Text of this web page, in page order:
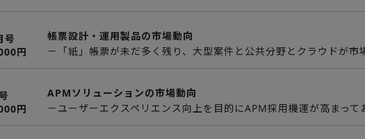
号
円
帳票設計・運用製品の市場動向
－「紙」帳票が未だ多く残り、大型案件と公共分野とクラウドが市
円
APMソリューションの市場動向
－ユーザーエクスペリエンス向上を目的にAPM採用機運が高まって